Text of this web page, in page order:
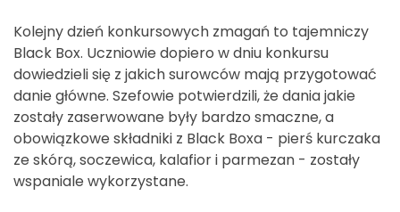
Kolejny dzień konkursowych zmagań to tajemniczy
Black Box. Uczniowie dopiero w dniu konkursu
dowiedzieli się z jakich surowców mają przygotować
danie główne. Szefowie potwierdzili, że dania jakie
zostały zaserwowane były bardzo smaczne, a
obowiązkowe składniki z Black Boxa - pierś kurczaka
ze skórą, soczewica, kalafior i parmezan - zostały
wspaniale wykorzystane.